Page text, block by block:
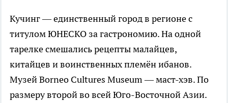
Кучинг — единственный город в регионе с
титулом ЮНЕСКО за гастрономию. На одной
тарелке смешались рецепты малайцев,
китайцев и воинственных племён ибанов.
Музей Borneo Cultures Museum — маст-хэв. По
размеру второй во всей Юго-Восточной Азии.